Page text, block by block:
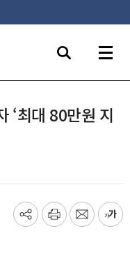
‘최대 80만원 지
기
프
메
글